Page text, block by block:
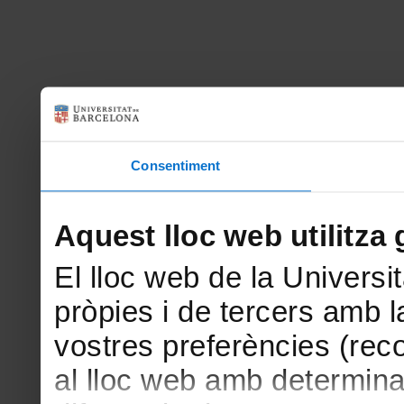
Consentiment
Aquest lloc web utilitza
El lloc web de la
pròpies i de tercers amb
vostres preferències
al lloc web amb